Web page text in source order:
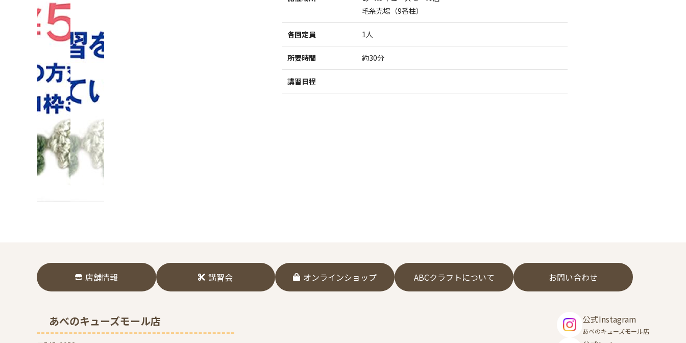
毛糸売場（9番柱）
各回定員 1人
所要時間 約30分
講習日程
店舗情報 講習会 オンラインショップ ABCクラフトについて お問い合わせ
あべのキューズモール店 公式Instagram
あべのキューズモール店